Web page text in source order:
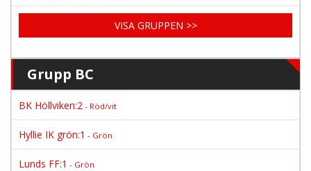
VISA GRUPPEN >>
Grupp BC
BK Höllviken:2 - Röd/vit
Hyllie IK grön:1 - Grön
Lunds FF:1 - Grön